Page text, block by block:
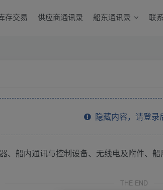
存交易 供应商通讯录 船东通讯录 联
隐藏内容，请登录
、船内通讯与控制设备、无线电及附件、船
THE END